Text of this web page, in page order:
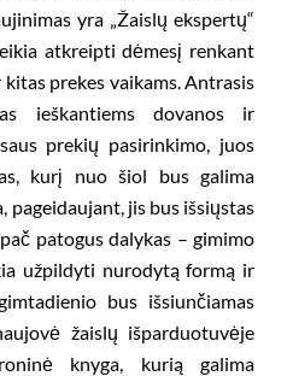
yra „Žaislų ekspertų“
atkreipti dėmesį renkant
prekes vaikams. Antrasis
ieškantiems dovanos ir
prekių pasirinkimo, juos
kurį nuo šiol bus galima
pageidaujant, jis bus išsiųstas
patogus dalykas – gimimo
užpildyti nurodytą formą ir
bus išsiunčiamas
žaislų išparduotuvėje
knyga, kurią galima